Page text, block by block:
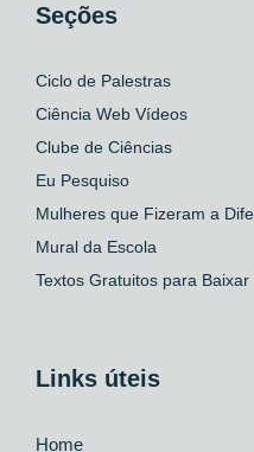
Seções
Ciclo de Palestras
Ciência Web Vídeos
Clube de Ciências
Eu Pesquiso
Mulheres que Fizeram a
Mural da Escola
Textos Gratuitos para Baixar
Links úteis
Home